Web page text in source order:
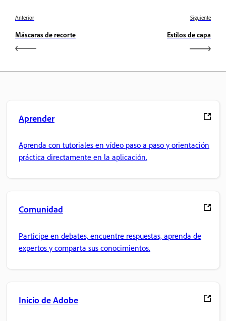
Anterior
Máscaras de recorte
Siguiente
Estilos de capa
Aprender
Aprenda con tutoriales en vídeo paso a paso y orientación
práctica directamente en la aplicación.
Comunidad
Participe en debates, encuentre respuestas, aprenda de
expertos y comparta sus conocimientos.
Inicio de Adobe